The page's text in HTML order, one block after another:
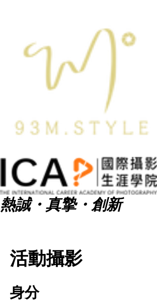
熱誠・真摯・創新
活動攝影
身分